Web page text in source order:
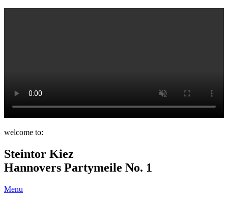
welcome to:
Steintor Kiez
Hannovers Partymeile No. 1
Menu